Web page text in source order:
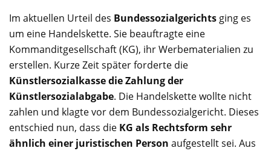
Im aktuellen Urteil des Bundessozialgerichts ging es
um eine Handelskette. Sie beauftragte eine
Kommanditgesellschaft (KG), ihr Werbematerialien zu
erstellen. Kurze Zeit später forderte die
Künstlersozialkasse die Zahlung der
Künstlersozialabgabe. Die Handelskette wollte nicht
zahlen und klagte vor dem Bundessozialgericht. Dieses
entschied nun, dass die KG als Rechtsform sehr
ähnlich einer juristischen Person aufgestellt sei. Aus